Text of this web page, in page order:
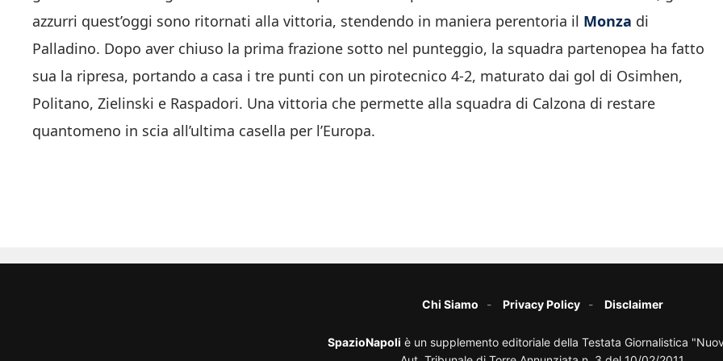
azzurri quest’oggi sono ritornati alla vittoria, stendendo in maniera perentoria il Monza di
Palladino. Dopo aver chiuso la prima frazione sotto nel punteggio, la squadra partenopea ha fatto
sua la ripresa, portando a casa i tre punti con un pirotecnico 4-2, maturato dai gol di Osimhen,
Politano, Zielinski e Raspadori. Una vittoria che permette alla squadra di Calzona di restare
quantomeno in scia all’ultima casella per l’Europa.
Chi Siamo Privacy Policy Disclaimer
SpazioNapoli è un supplemento editoriale della Testata Giornalistica